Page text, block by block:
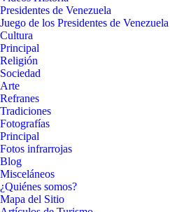
Presidentes de Venezuela
Juego de los Presidentes de Venezuela
Cultura
Principal
Religión
Sociedad
Arte
Refranes
Tradiciones
Fotografías
Principal
Fotos infrarrojas
Blog
Misceláneos
¿Quiénes somos?
Mapa del Sitio